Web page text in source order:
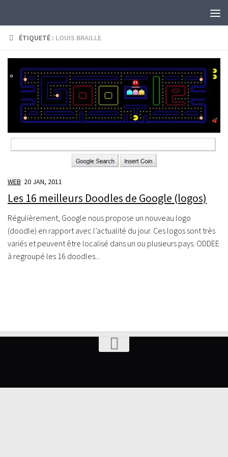
ÉTIQUETÉ : LOUIS BRAILLE
WEB 20 JAN, 2011
Les 16 meilleurs Doodles de Google (logos)
Régulièrement, Google nous propose un nouveau logo
(doodle) en rapport avec l’actualité du jour. Ces logos sont très
variés et peuvent être localisé dans un ou plusieurs pays. ODDEE
à regroupé les 16 doodles...